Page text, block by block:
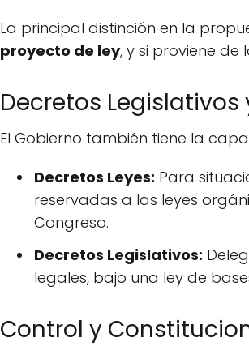
La principal distinción en la
proyecto de ley, y si proviene de
Decretos Legislativos
El Gobierno también tiene la
Decretos Leyes: Para
reservadas a las leyes
Congreso.
Decretos Legislativos:
legales, bajo una ley de
Control y